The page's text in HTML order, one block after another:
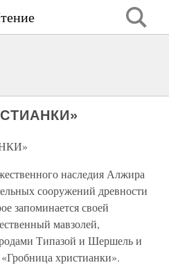
наследия Алжира
сооружений древности
запоминается своей
мавзолей,
Типазой и Шершель и
христианки».